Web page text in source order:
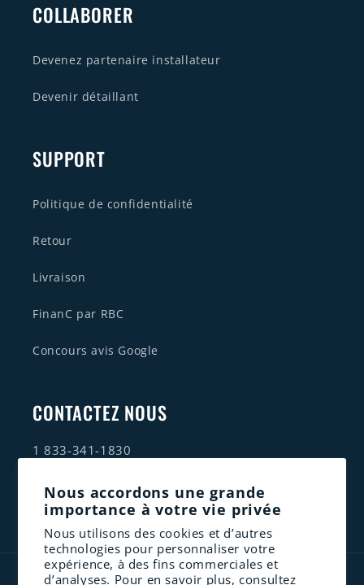
Nous accordons une grande
importance à votre vie privée
Nous utilisons des cookies et d’autres
technologies pour personnaliser votre
expérience, à des fins commerciales et
d’analyses. Pour en savoir plus, consultez
COLLABORER
Devenez partenaire installateur
Devenir détaillant
SUPPORT
Politique de confidentialité
Retour
Livraison
FinanC par RBC
Concours avis Google
CONTACTEZ NOUS
1 833-341-1830
contact@altenergie.ca
Moyens